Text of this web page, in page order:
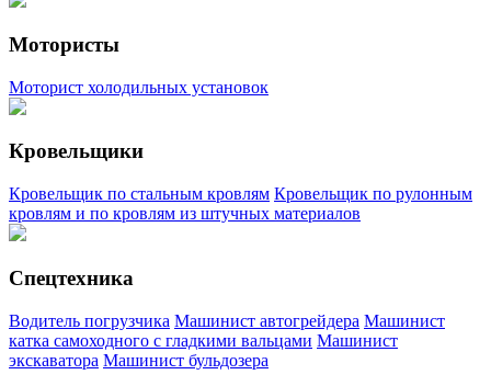
Мотористы
Моторист холодильных установок
Кровельщики
Кровельщик по стальным кровлям Кровельщик по рулонным
кровлям и по кровлям из штучных материалов
Спецтехника
Водитель погрузчика Машинист автогрейдера Машинист
катка самоходного с гладкими вальцами Машинист
экскаватора Машинист бульдозера